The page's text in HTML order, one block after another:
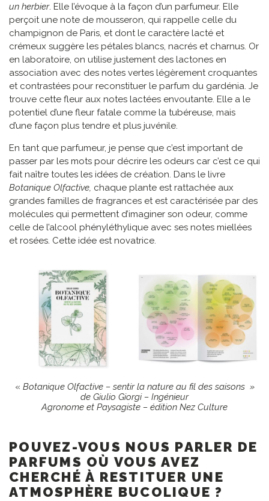
un herbier. Elle l’évoque à la façon d’un parfumeur. Elle
perçoit une note de mousseron, qui rappelle celle du
champignon de Paris, et dont le caractère lacté et
crémeux suggère les pétales blancs, nacrés et charnus. Or
en laboratoire, on utilise justement des lactones en
association avec des notes vertes légèrement croquantes
et contrastées pour reconstituer le parfum du gardénia. Je
trouve cette fleur aux notes lactées envoutante. Elle a le
potentiel d’une fleur fatale comme la tubéreuse, mais
d’une façon plus tendre et plus juvénile.
En tant que parfumeur, je pense que c’est important de
passer par les mots pour décrire les odeurs car c’est ce qui
fait naître toutes les idées de création. Dans le livre
Botanique Olfactive, chaque plante est rattachée aux
grandes familles de fragrances et est caractérisée par des
molécules qui permettent d’imaginer son odeur, comme
celle de l’alcool phényléthylique avec ses notes miellées
et rosées. Cette idée est novatrice.
« Botanique Olfactive – sentir la nature au fil des saisons »
de Giulio Giorgi – Ingénieur
Agronome et Paysagiste – édition Nez Culture
POUVEZ-VOUS NOUS PARLER DE
PARFUMS OÙ VOUS AVEZ
CHERCHÉ À RESTITUER UNE
ATMOSPHÈRE BUCOLIQUE ?